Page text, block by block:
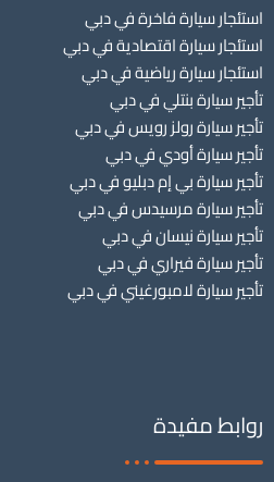
استئجار سيارة فاخرة في دبي
استئجار سيارة اقتصادية في دبي
استئجار سيارة رياضية في دبي
تأجير سيارة بنتلي في دبي
تأجير سيارة رولز رويس في دبي
تأجير سيارة أودي في دبي
تأجير سيارة بي إم دبليو في دبي
تأجير سيارة مرسيدس في دبي
تأجير سيارة نيسان في دبي
تأجير سيارة فيراري في دبي
تأجير سيارة لامبورغيني في دبي
روابط مفيدة